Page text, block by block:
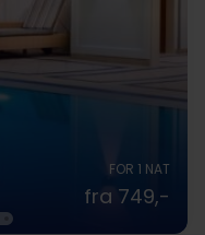
FOR 1 NAT
fra 749,-